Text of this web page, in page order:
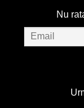
multe
pot
Nu